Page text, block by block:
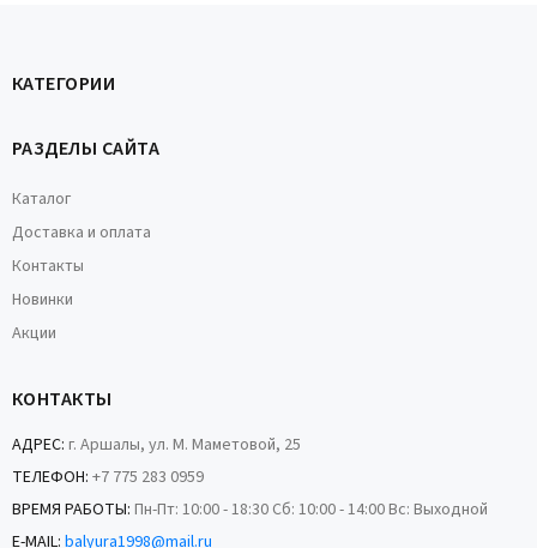
КАТЕГОРИИ
РАЗДЕЛЫ САЙТА
Каталог
Доставка и оплата
Контакты
Новинки
Акции
КОНТАКТЫ
АДРЕС: г. Аршалы, ул. М. Маметовой, 25
ТЕЛЕФОН: +7 775 283 0959
ВРЕМЯ РАБОТЫ: Пн-Пт: 10:00 - 18:30 Сб: 10:00 - 14:00 Вс: Выходной
E-MAIL: balyura1998@mail.ru